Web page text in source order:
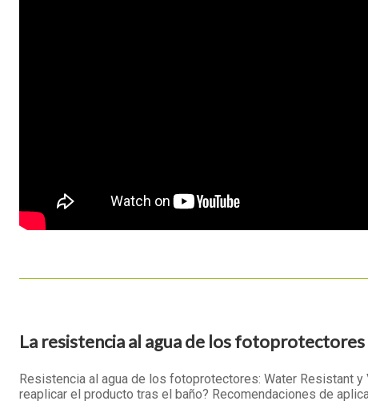
La resistencia al agua de los fotoprotectores
Resistencia al agua de los fotoprotectores: Water Resistant y
reaplicar el producto tras el baño? Recomendaciones de